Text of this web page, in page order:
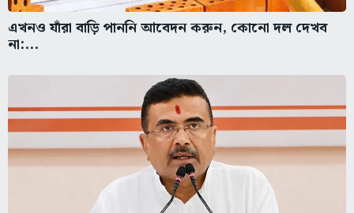
এখনও যাঁরা বাড়ি পাননি আবেদন করুন, কোনো দল দেখব
না:...